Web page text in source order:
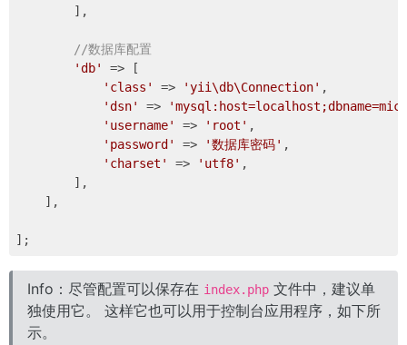
        ],
//数据库配置
'db'
=> [
'class'
=> 'yii\db\Connection' ,
'dsn'
=>
'username'
=> 'root' ,
'password'
=> '数据库密码' ,
'charset'
=> 'utf8' ,
        ],
    ],
Info：尽管配置可以保存在 index.php 文件中，建议单
独使用它。 这样它也可以用于控制台应用程序，如下所
示。